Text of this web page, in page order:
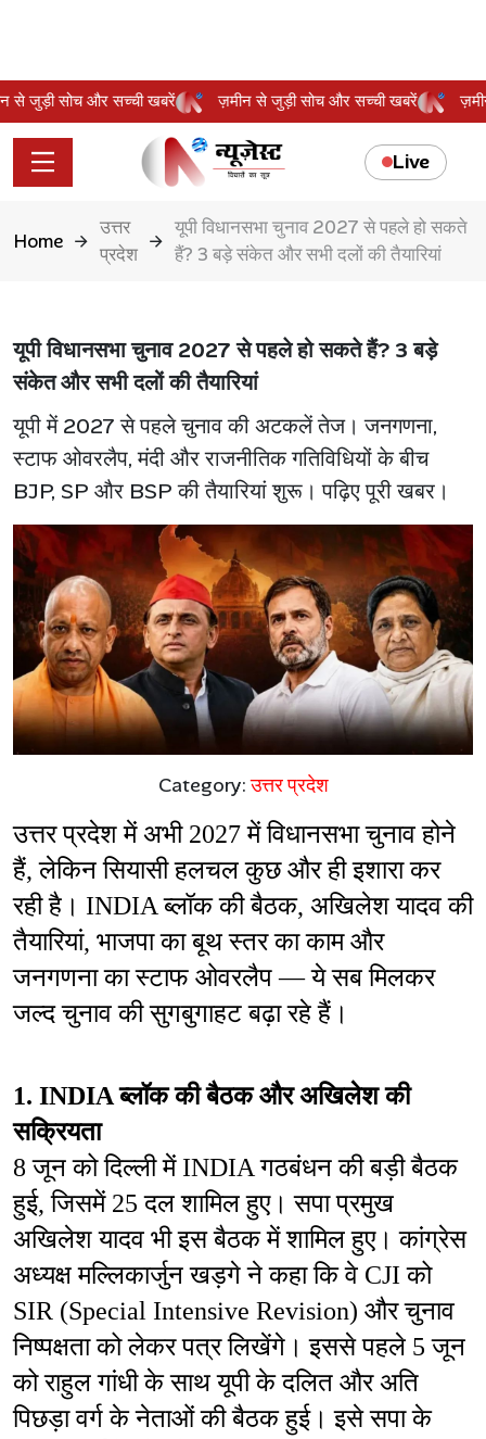
से जुड़ी सोच और सच्ची खबरें ज़मीन से जुड़ी सोच और सच्ची खबरें
Live
Home
उत्तर
प्रदेश
यूपी विधानसभा चुनाव 2027 से पहले हो सकते
हैं? 3 बड़े संकेत और सभी दलों की तैयारियां
यूपी विधानसभा चुनाव 2027 से पहले हो सकते हैं? 3 बड़े
संकेत और सभी दलों की तैयारियां
यूपी में 2027 से पहले चुनाव की अटकलें तेज। जनगणना,
स्टाफ ओवरलैप, मंदी और राजनीतिक गतिविधियों के बीच
BJP, SP और BSP की तैयारियां शुरू। पढ़िए पूरी खबर।
Category:उत्तर प्रदेश
उत्तर प्रदेश में अभी 2027 में विधानसभा चुनाव होने
हैं, लेकिन सियासी हलचल कुछ और ही इशारा कर
रही है। INDIA ब्लॉक की बैठक, अखिलेश यादव की
तैयारियां, भाजपा का बूथ स्तर का काम और
जनगणना का स्टाफ ओवरलैप — ये सब मिलकर
जल्द चुनाव की सुगबुगाहट बढ़ा रहे हैं।
1. INDIA ब्लॉक की बैठक और अखिलेश की
सक्रियता
8 जून को दिल्ली में INDIA गठबंधन की बड़ी बैठक
हुई, जिसमें 25 दल शामिल हुए। सपा प्रमुख
अखिलेश यादव भी इस बैठक में शामिल हुए। कांग्रेस
अध्यक्ष मल्लिकार्जुन खड़गे ने कहा कि वे CJI को
SIR (Special Intensive Revision) और चुनाव
निष्पक्षता को लेकर पत्र लिखेंगे। इससे पहले 5 जून
को राहुल गांधी के साथ यूपी के दलित और अति
पिछड़ा वर्ग के नेताओं की बैठक हुई। इसे सपा के